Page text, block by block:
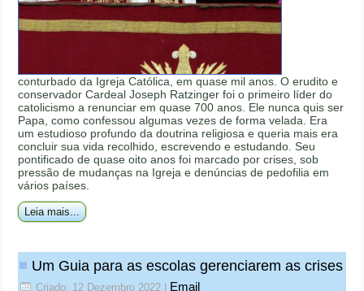
conturbado da Igreja Católica, em quase mil anos. O erudito e
conservador Cardeal Joseph Ratzinger foi o primeiro líder do
catolicismo a renunciar em quase 700 anos. Ele nunca quis ser
Papa, como confessou algumas vezes de forma velada. Era
um estudioso profundo da doutrina religiosa e queria mais era
concluir sua vida recolhido, escrevendo e estudando. Seu
pontificado de quase oito anos foi marcado por crises, sob
pressão de mudanças na Igreja e denúncias de pedofilia em
vários países.
Leia mais...
Um Guia para as escolas gerenciarem as crises
Criado: 12 Dezembro 2022 Email